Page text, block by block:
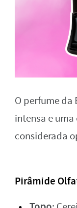
O perfume
intensa e
considerada
Pirâmide